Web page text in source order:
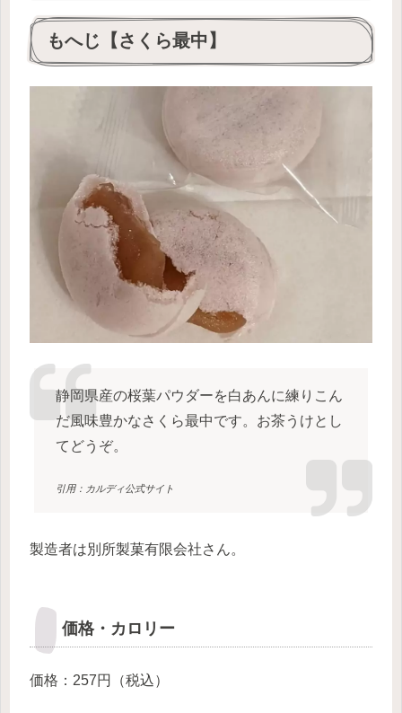
もへじ【さくら最中】
静岡県産の桜葉パウダーを白あんに練りこん
だ風味豊かなさくら最中です。お茶うけとし
てどうぞ。
引用：カルディ公式サイト
製造者は別所製菓有限会社さん。
価格・カロリー
価格：257円（税込）